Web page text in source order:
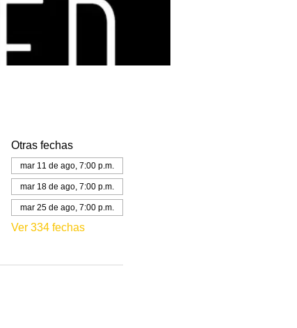
Otras fechas
mar 11 de ago, 7:00 p.m.
mar 18 de ago, 7:00 p.m.
mar 25 de ago, 7:00 p.m.
Ver 334 fechas